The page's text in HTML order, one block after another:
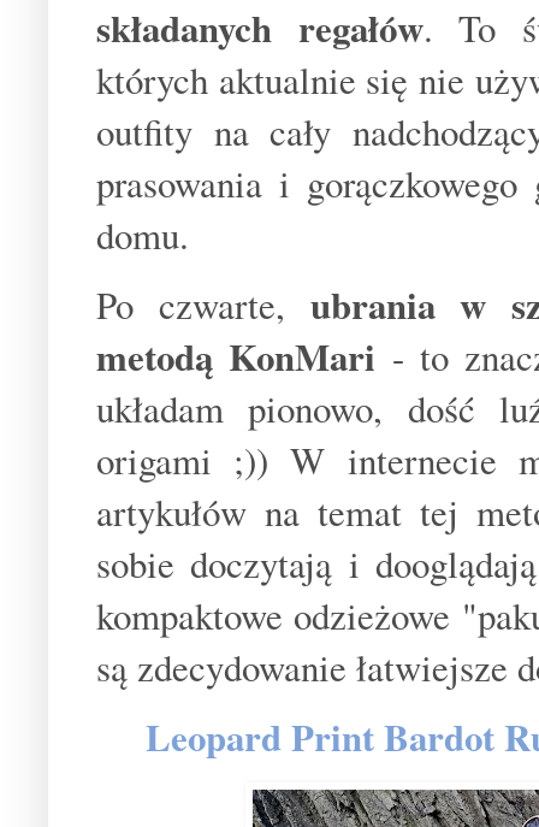
składanych regałów. To
których aktualnie się nie
outfity na cały
prasowania i
domu.
Po czwarte, ubrania w
metodą KonMari - to
układam pionowo, dość
origami ;)) W internecie
artykułów na temat tej
sobie doczytają i
kompaktowe odzieżowe
są zdecydowanie łatwiejsze
Leopard Print Bardot